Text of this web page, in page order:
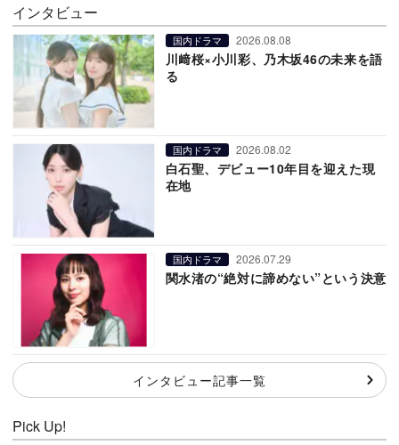
インタビュー
国内ドラマ 2026.08.08
川﨑桜×小川彩、乃木坂46の未来を語
る
国内ドラマ 2026.08.02
白石聖、デビュー10年目を迎えた現
在地
国内ドラマ 2026.07.29
関水渚の“絶対に諦めない”という決意
インタビュー記事一覧
Pick Up!